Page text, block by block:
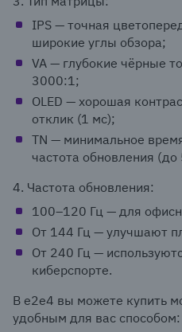
IPS — точная
широкие углы обзора;
VA — глубокие чёрные
3000:1;
OLED — хорошая
отклик (1 мс);
TN — минимальное
частота обновления (до
4. Частота обновления:
100–120 Гц — для
От 144 Гц — улучшают
От 240 Гц —
киберспорте.
В e2e4 вы можете купить
удобным для вас способом: